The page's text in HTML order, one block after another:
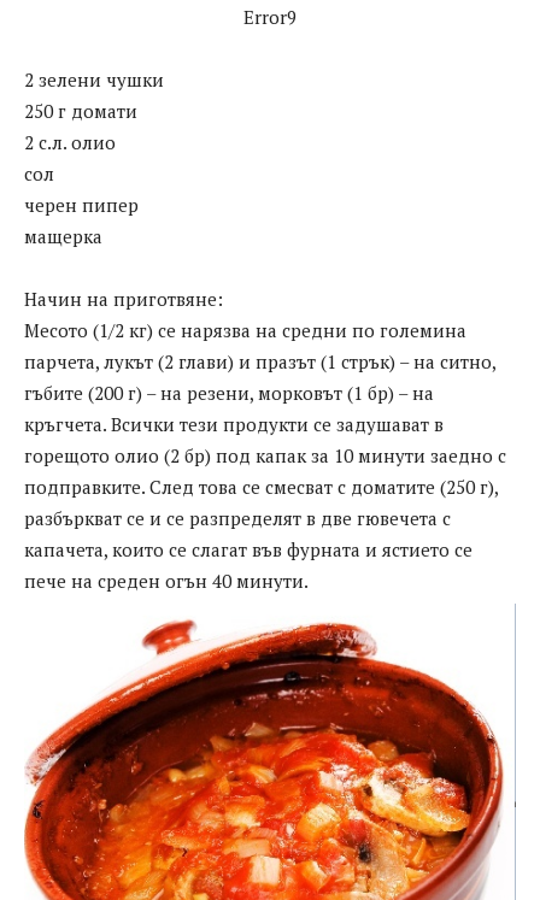
Error9
2 зелени чушки
250 г домати
2 с.л. олио
сол
черен пипер
мащерка
Начин на приготвяне:
Месото (1/2 кг) се нарязва на средни по големина
парчета, лукът (2 глави) и празът (1 стрък) – на ситно,
гъбите (200 г) – на резени, морковът (1 бр) – на
кръгчета. Всички тези продукти се задушават в
горещото олио (2 бр) под капак за 10 минути заедно с
подправките. След това се смесват с доматите (250 г),
разбъркват се и се разпределят в две гювечета с
капачета, които се слагат във фурната и ястието се
пече на среден огън 40 минути.